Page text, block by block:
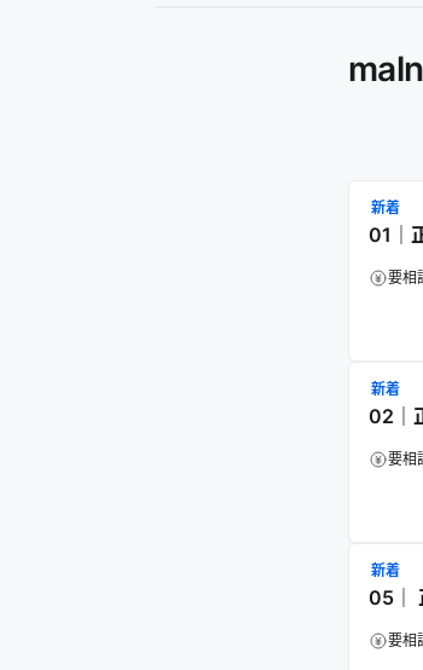
新着
01｜
要相
新着
02｜
要相
新着
05｜
要相